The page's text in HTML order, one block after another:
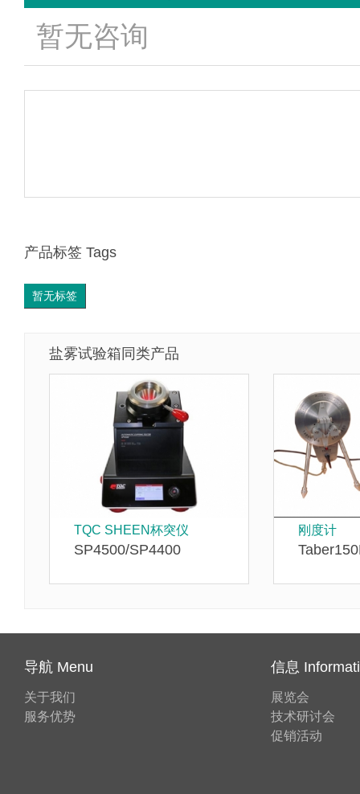
暂无咨询
产品标签 Tags
暂无标签
盐雾试验箱同类产品
TQC SHEEN杯突仪
SP4500/SP4400
刚度计
导航 Menu
关于我们
服务优势
信息
展览会
技术研讨会
促销活动